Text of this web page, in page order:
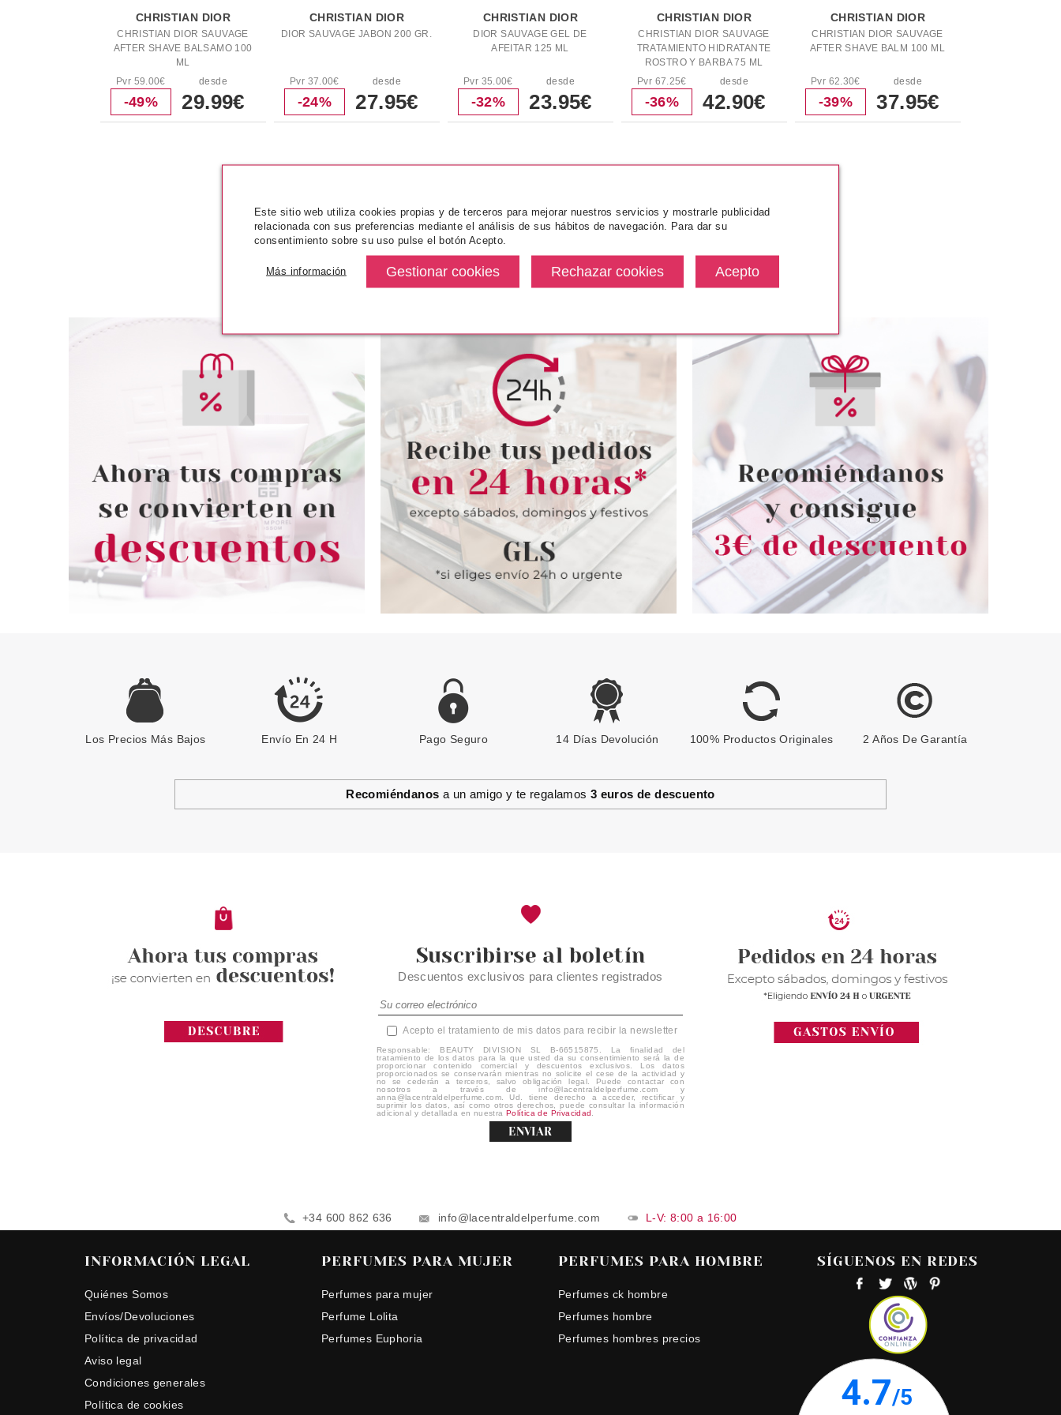
CHRISTIAN DIOR
CHRISTIAN DIOR SAUVAGE
AFTER SHAVE BALSAMO 100
ML
Pvr 59.00€
-49%
desde
29.99€
CHRISTIAN DIOR
DIOR SAUVAGE JABON 200 GR.
Pvr 37.00€
-24%
desde
27.95€
CHRISTIAN DIOR
DIOR SAUVAGE GEL DE
AFEITAR 125 ML
Pvr 35.00€
-32%
desde
23.95€
CHRISTIAN DIOR
CHRISTIAN DIOR SAUVAGE
TRATAMIENTO HIDRATANTE
ROSTRO Y BARBA 75 ML
Pvr 67.25€
-36%
desde
42.90€
CHRISTIAN DIOR
CHRISTIAN DIOR SAUVAGE
AFTER SHAVE BALM 100 ML
Pvr 62.30€
-39%
desde
37.95€
CHRISTIAN DIOR
CHRISTIAN DIOR FAHRENHEIT
Pvr 34.50€ desde
29.08€
CHRISTIAN DIOR
CHRISTIAN DIOR EAU
SAUVAGE AFTER SHAVE
LOTION 100 ML
Pvr 62.80€
-6% 58.75€
CHRISTIAN DIOR
CHRISTIAN DIOR HIGHER
ENERGY EDT 100 ML
Pvr 94.00€
-30%
desde
65.95€
CHRISTIAN DIOR SAUVAGE
AFTER SHAVE BALSAMO 100
ML
Pvr 59.00€
-49%
desde
29.99€
CHRISTIAN DIOR
CHRISTIAN DIOR EAU
SAUVAGE DEO VAPO 150 ML
Pvr 33.00€
-31%
desde
CHRISTIAN DIOR
NO VAPO
Pvr 195.00€
desde
Los Precios Más Bajos Envío En 24 H Pago Seguro 14 Días Devolución 100% Productos Originales 2 Años De Garantía
Recomiéndanos a un amigo y te regalamos 3 euros de descuento
Suscribirse al boletín
Descuentos exclusivos para clientes registrados
Acepto el tratamiento de mis datos para recibir la newsletter
Responsable: BEAUTY DIVISION SL B-66515875. La finalidad del
tratamiento de los datos para la que usted da su consentimiento será la de
proporcionar contenido comercial y descuentos exclusivos. Los datos
proporcionados se conservarán mientras no solicite el cese de la actividad y
no se cederán a terceros, salvo obligación legal. Puede contactar con
nosotros a través de info@lacentraldelperfume.com y
anna@lacentraldelperfume.com. Ud. tiene derecho a acceder, rectificar y
suprimir los datos, así como otros derechos, puede consultar la información
adicional y detallada en nuestra Política de Privacidad
ENVIAR
+34 600 862 636 info@lacentraldelperfume.com L-V: 8:00 a 16:00
INFORMACIÓN LEGAL
Quiénes Somos
Envíos/Devoluciones
Política de privacidad
Aviso legal
Condiciones generales
Política de cookies
PERFUMES PARA MUJER
Perfumes para mujer
Perfume Lolita
Perfumes Euphoria
PERFUMES PARA HOMBRE
Perfumes ck hombre
Perfumes hombre
Perfumes hombres precios
SÍGUENOS EN REDES
Este sitio web utiliza cookies propias y de terceros para mejorar nuestros servicios y mostrarle publicidad
relacionada con sus preferencias mediante el análisis de sus hábitos de navegación. Para dar su
consentimiento sobre su uso pulse el botón Acepto.
Más información